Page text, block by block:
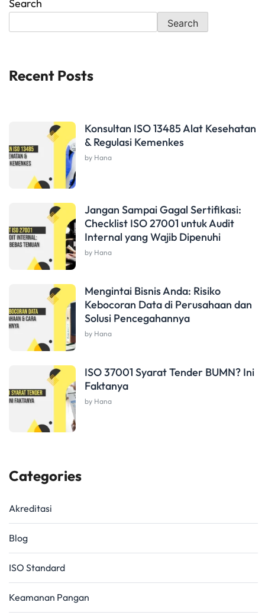
Search
Search
Recent Posts
Konsultan ISO 13485 Alat Kesehatan
& Regulasi Kemenkes
by Hana
Jangan Sampai Gagal Sertifikasi:
Checklist ISO 27001 untuk Audit
Internal yang Wajib Dipenuhi
by Hana
Mengintai Bisnis Anda: Risiko
Kebocoran Data di Perusahaan dan
Solusi Pencegahannya
by Hana
ISO 37001 Syarat Tender BUMN? Ini
Faktanya
by Hana
Categories
Akreditasi
Blog
ISO Standard
Keamanan Pangan